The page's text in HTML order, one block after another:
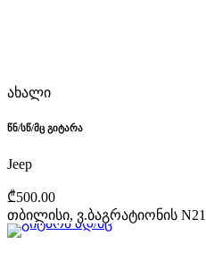
ახალი
წნ/სწ/მც გიტარა
Jeep
₾500.00
თბილისი, ვ.ბაგრატიონის N21